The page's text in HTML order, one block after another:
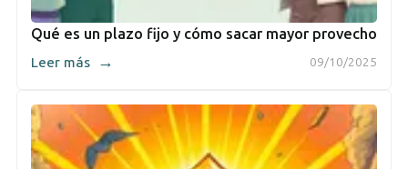
Qué es un plazo fijo y cómo sacar mayor provecho
09/10/2025
Leer más →